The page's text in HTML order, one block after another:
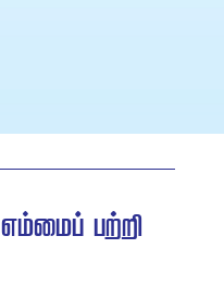
 